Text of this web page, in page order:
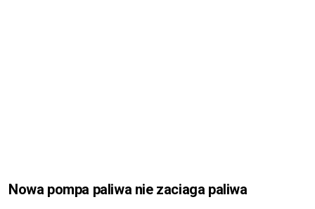
Nowa pompa paliwa nie zaciaga paliwa